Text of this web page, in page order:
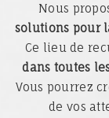
Nous
solutions pour
Ce lieu de
dans toutes
Vous pourrez
de vos